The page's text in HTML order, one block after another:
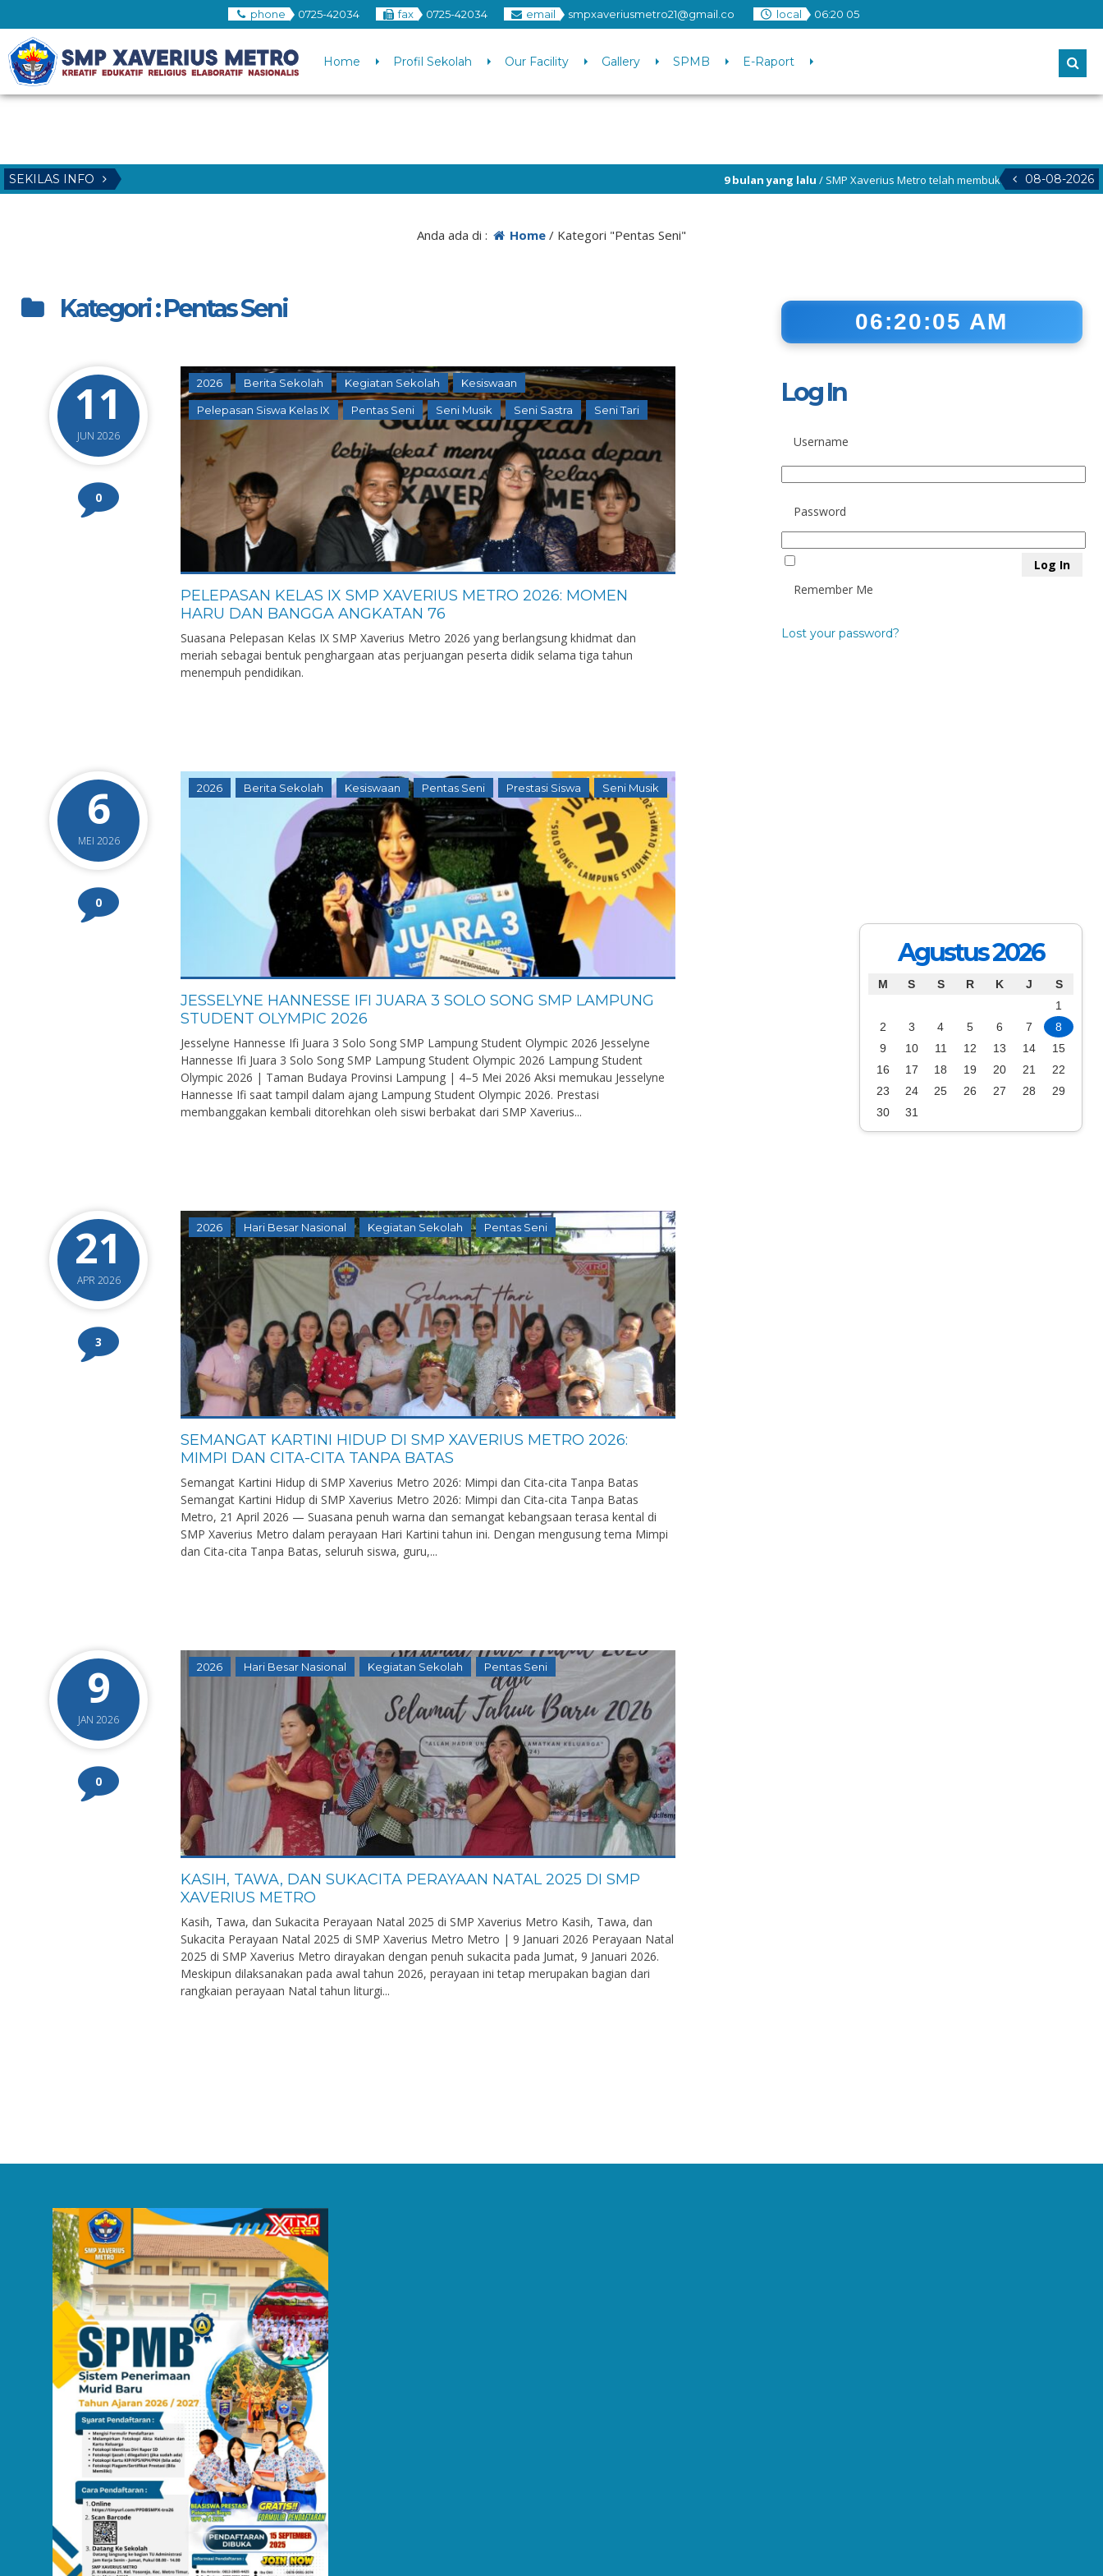
phone 0725-42034 fax 0725-42034 email smpxaveriusmetro21@gmail.co local 06:20 06
Home Profil Sekolah Our Facility Gallery SPMB E-Raport
SEKILAS INFO 08-08-2026
9 bulan yang lalu/ SMP Xaverius Metro telah membuka pendaftaran Tahun Pelajaran
Anda ada di : Home/ Kategori "Pentas Seni"
Kategori : Pentas Seni
11
JUN 2026
0
2026 Berita Sekolah Kegiatan Sekolah Kesiswaan
Pelepasan Siswa Kelas IX Pentas Seni Seni Musik Seni Sastra Seni Tari
PELEPASAN KELAS IX SMP XAVERIUS METRO 2026: MOMEN
HARU DAN BANGGA ANGKATAN 76
Suasana Pelepasan Kelas IX SMP Xaverius Metro 2026 yang berlangsung khidmat dan
meriah sebagai bentuk penghargaan atas perjuangan peserta didik selama tiga tahun
menempuh pendidikan.
6
MEI 2026
0
2026 Berita Sekolah Kesiswaan Pentas Seni Prestasi Siswa Seni Musik
JESSELYNE HANNESSE IFI JUARA 3 SOLO SONG SMP LAMPUNG
STUDENT OLYMPIC 2026
Jesselyne Hannesse Ifi Juara 3 Solo Song SMP Lampung Student Olympic 2026 Jesselyne
Hannesse Ifi Juara 3 Solo Song SMP Lampung Student Olympic 2026 Lampung Student
Olympic 2026 | Taman Budaya Provinsi Lampung | 4–5 Mei 2026 Aksi memukau Jesselyne
Hannesse Ifi saat tampil dalam ajang Lampung Student Olympic 2026. Prestasi
membanggakan kembali ditorehkan oleh siswi berbakat dari SMP Xaverius...
21
APR 2026
3
2026 Hari Besar Nasional Kegiatan Sekolah Pentas Seni
SEMANGAT KARTINI HIDUP DI SMP XAVERIUS METRO 2026:
MIMPI DAN CITA-CITA TANPA BATAS
Semangat Kartini Hidup di SMP Xaverius Metro 2026: Mimpi dan Cita-cita Tanpa Batas
Semangat Kartini Hidup di SMP Xaverius Metro 2026: Mimpi dan Cita-cita Tanpa Batas
Metro, 21 April 2026 — Suasana penuh warna dan semangat kebangsaan terasa kental di
SMP Xaverius Metro dalam perayaan Hari Kartini tahun ini. Dengan mengusung tema Mimpi
dan Cita-cita Tanpa Batas, seluruh siswa, guru,...
9
JAN 2026
0
2026 Hari Besar Nasional Kegiatan Sekolah Pentas Seni
KASIH, TAWA, DAN SUKACITA PERAYAAN NATAL 2025 DI SMP
XAVERIUS METRO
Kasih, Tawa, dan Sukacita Perayaan Natal 2025 di SMP Xaverius Metro Kasih, Tawa, dan
Sukacita Perayaan Natal 2025 di SMP Xaverius Metro Metro | 9 Januari 2026 Perayaan Natal
2025 di SMP Xaverius Metro dirayakan dengan penuh sukacita pada Jumat, 9 Januari 2026.
Meskipun dilaksanakan pada awal tahun 2026, perayaan ini tetap merupakan bagian dari
rangkaian perayaan Natal tahun liturgi...
06:20:06 AM
Log In
Username
Password
Remember Me
Lost your password?
Agustus 2026
M S S R K J
S
1
2
3 4 5 6 7
8
9
10 11 12 13 14
15
16
17 18 19 20 21
22
23
24 25 26 27 28
29
30
31